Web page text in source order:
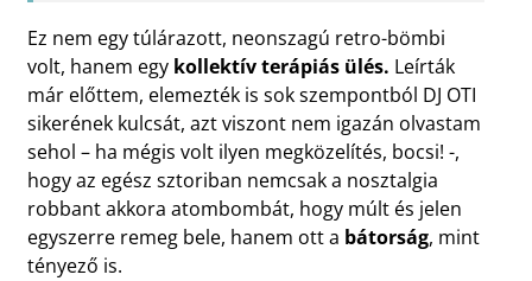
Ez nem egy túlárazott, neonszagú retro-bömbi
volt, hanem egy kollektív terápiás ülés. Leírták
már előttem, elemezték is sok szempontból DJ OTI
sikerének kulcsát, azt viszont nem igazán olvastam
sehol – ha mégis volt ilyen megközelítés, bocsi! -,
hogy az egész sztoriban nemcsak a nosztalgia
robbant akkora atombombát, hogy múlt és jelen
egyszerre remeg bele, hanem ott a bátorság, mint
tényező is.